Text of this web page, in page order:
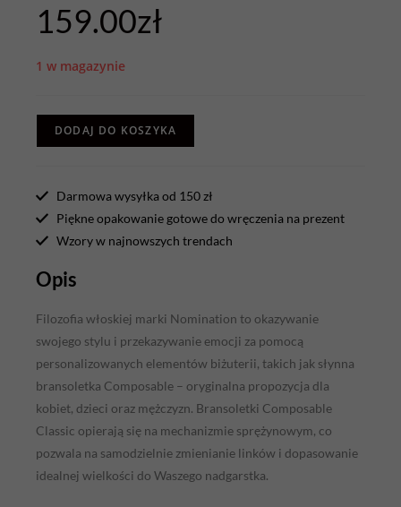
159.00zł
1 w magazynie
DODAJ DO KOSZYKA
Darmowa wysyłka od 150 zł
Piękne opakowanie gotowe do wręczenia na prezent
Wzory w najnowszych trendach
Opis
Filozofia włoskiej marki Nomination to okazywanie
swojego stylu i przekazywanie emocji za pomocą
personalizowanych elementów biżuterii, takich jak słynna
bransoletka Composable – oryginalna propozycja dla
kobiet, dzieci oraz mężczyzn. Bransoletki Composable
Classic opierają się na mechanizmie sprężynowym, co
pozwala na samodzielnie zmienianie linków i dopasowanie
idealnej wielkości do Waszego nadgarstka.